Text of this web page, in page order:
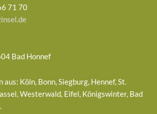
71 70
Bad Honnef
aus: Köln, Bonn, Siegburg, Hennef, St.
Westerwald, Eifel, Königswinter, Bad